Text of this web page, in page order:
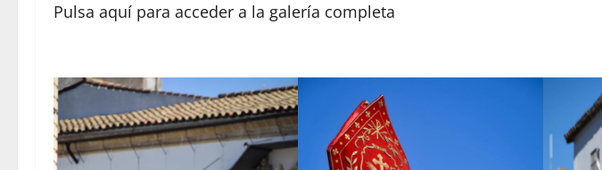
Pulsa aquí para acceder a la galería completa